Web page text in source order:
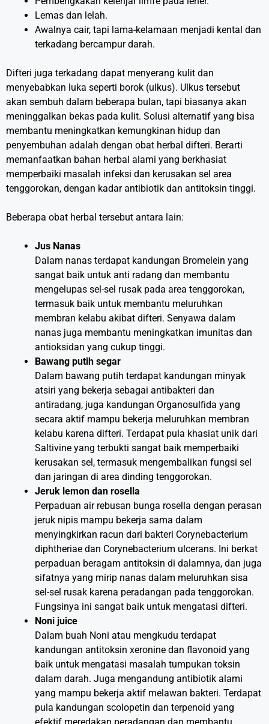
Lemas dan lelah.
Awalnya cair, tapi lama-kelamaan menjadi kental dan
terkadang bercampur darah.
Difteri juga terkadang dapat menyerang kulit dan
menyebabkan luka seperti borok (ulkus). Ulkus tersebut
akan sembuh dalam beberapa bulan, tapi biasanya akan
meninggalkan bekas pada kulit. Solusi alternatif yang bisa
membantu meningkatkan kemungkinan hidup dan
penyembuhan adalah dengan obat herbal difteri. Berarti
memanfaatkan bahan herbal alami yang berkhasiat
memperbaiki masalah infeksi dan kerusakan sel area
tenggorokan, dengan kadar antibiotik dan antitoksin tinggi.
Beberapa obat herbal tersebut antara lain:
Jus Nanas
Dalam nanas terdapat kandungan Bromelein yang
sangat baik untuk anti radang dan membantu
mengelupas sel-sel rusak pada area tenggorokan,
termasuk baik untuk membantu meluruhkan
membran kelabu akibat difteri. Senyawa dalam
nanas juga membantu meningkatkan imunitas dan
antioksidan yang cukup tinggi.
Bawang putih segar
Dalam bawang putih terdapat kandungan minyak
atsiri yang bekerja sebagai antibakteri dan
antiradang, juga kandungan Organosulfida yang
secara aktif mampu bekerja meluruhkan membran
kelabu karena difteri. Terdapat pula khasiat unik dari
Saltivine yang terbukti sangat baik memperbaiki
kerusakan sel, termasuk mengembalikan fungsi sel
dan jaringan di area dinding tenggorokan.
Jeruk lemon dan rosella
Perpaduan air rebusan bunga rosella dengan perasan
jeruk nipis mampu bekerja sama dalam
menyingkirkan racun dari bakteri Corynebacterium
diphtheriae dan Corynebacterium ulcerans. Ini berkat
perpaduan beragam antitoksin di dalamnya, dan juga
sifatnya yang mirip nanas dalam meluruhkan sisa
sel-sel rusak karena peradangan pada tenggorokan.
Fungsinya ini sangat baik untuk mengatasi difteri.
Noni juice
Dalam buah Noni atau mengkudu terdapat
kandungan antitoksin xeronine dan flavonoid yang
baik untuk mengatasi masalah tumpukan toksin
dalam darah. Juga mengandung antibiotik alami
yang mampu bekerja aktif melawan bakteri. Terdapat
pula kandungan scolopetin dan terpenoid yang